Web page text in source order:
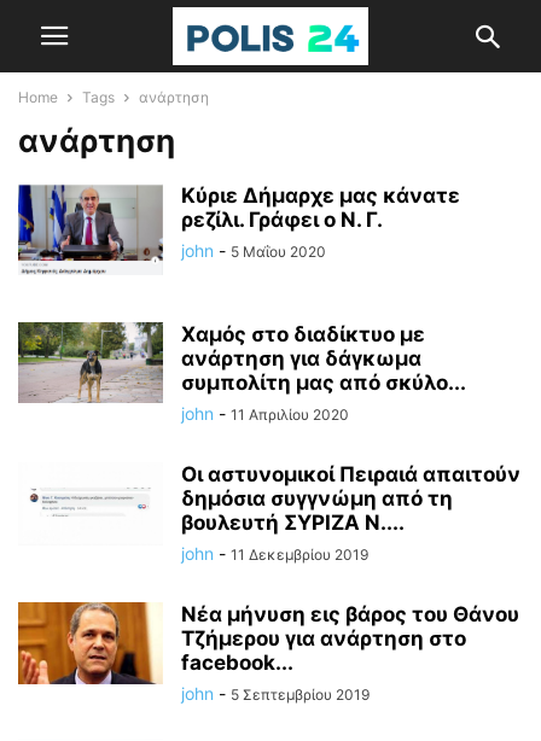
Home Tags ανάρτηση
ανάρτηση
Κύριε Δήμαρχε μας κάνατε
ρεζίλι. Γράφει ο Ν. Γ.
john - 5 Μαΐου 2020
Χαμός στο διαδίκτυο με
ανάρτηση για δάγκωμα
συμπολίτη μας από σκύλο...
john - 11 Απριλίου 2020
Οι αστυνομικοί Πειραιά απαιτούν
δημόσια συγγνώμη από τη
βουλευτή ΣΥΡΙΖΑ Ν....
john - 11 Δεκεμβρίου 2019
Νέα μήνυση εις βάρος του Θάνου
Τζήμερου για ανάρτηση στο
facebook...
john - 5 Σεπτεμβρίου 2019